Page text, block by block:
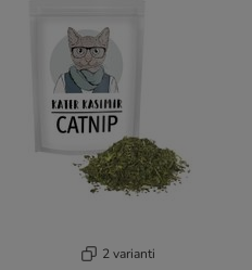
2 varianti